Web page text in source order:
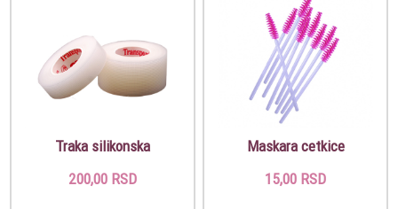
Traka silikonska
200,00 RSD
Maskara cetkice
15,00 RSD